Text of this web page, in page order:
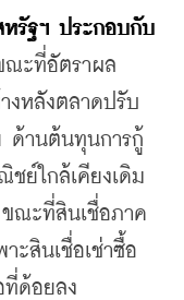
หรัฐฯ ประกอบกับ
ณะที่อัตราผล
งหลังตลาดปรับ
ด้านต้นทุนการกู้
ย์ใกล้เคียงเดิม
ณะที่สินเชื่อภาค
ะสินเชื่อเช่าซื้อ
ที่ด้อยลง